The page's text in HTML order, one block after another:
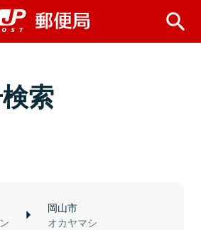
索
岡山市
オカヤマシ